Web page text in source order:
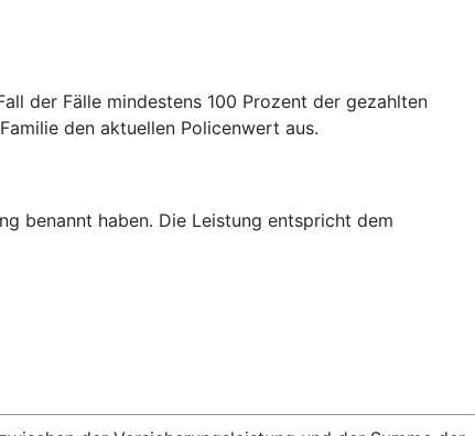
der Fälle mindestens 100 Prozent der gezahlten
den aktuellen Policenwert aus.
benannt haben. Die Leistung entspricht dem